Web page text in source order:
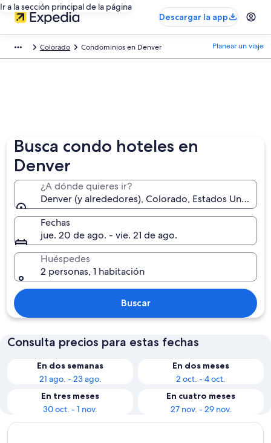
Ir a la sección principal de la página
Descargar la app
Colorado Condominios en Denver Planear un viaje
Busca condo hoteles en
Denver
¿A dónde quieres ir?
Denver (y alrededores), Colorado, Estados Unidos
Fechas
jue. 20 de ago. - vie. 21 de ago.
Huéspedes
2 personas, 1 habitación
Buscar
Consulta precios para estas fechas
En dos semanas
21 ago. - 23 ago.
En dos meses
2 oct. - 4 oct.
En tres meses
30 oct. - 1 nov.
En cuatro meses
27 nov. - 29 nov.